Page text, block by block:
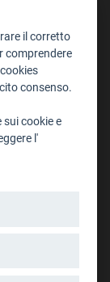
il corretto
comprendere
consenso.
cookie e
l'